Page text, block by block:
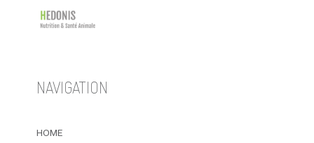
NAVIGATION
HOME